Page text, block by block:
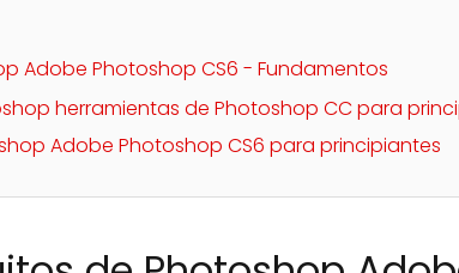
Adobe Photoshop CS6 - Fundamentos
herramientas de Photoshop CC para
Adobe Photoshop CS6 para principiantes